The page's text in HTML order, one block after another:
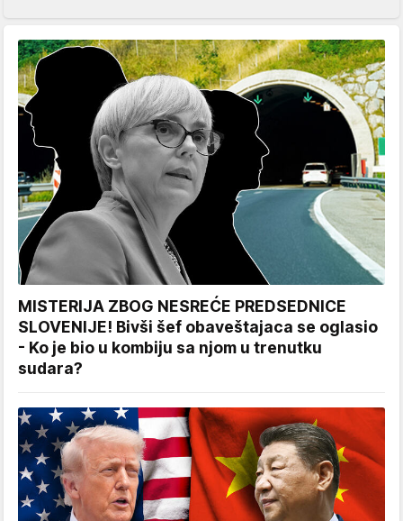
MISTERIJA ZBOG NESREĆE PREDSEDNICE
SLOVENIJE! Bivši šef obaveštajaca se oglasio
- Ko je bio u kombiju sa njom u trenutku
sudara?